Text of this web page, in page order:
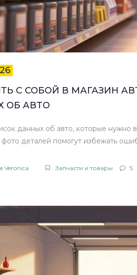
С СОБОЙ В МАГАЗИН
ОБ АВТО
данных об авто, которые нужно
фото деталей помогут избежать
Veronica Запчасти и товары 5